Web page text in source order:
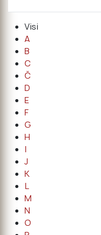
Visi
A
B
C
Č
D
E
F
G
H
I
J
K
L
M
N
O